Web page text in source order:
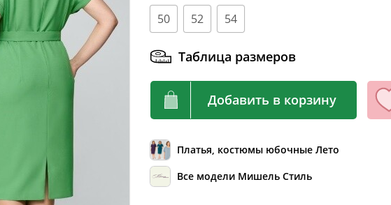
72-76
100
76-80
104
108
112
116
124
128
50 52 54
Таблица размеров
Добавить в корзину
Платья, костюмы юбочные Лето
Все модели Мишель Стиль